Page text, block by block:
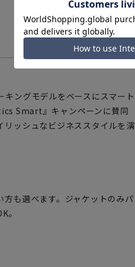
ングモデルをベースにスマート
Smart』キャンペーンに賛同
リッシュなビジネススタイルを演
も選べます。ジャケットのみパ
。